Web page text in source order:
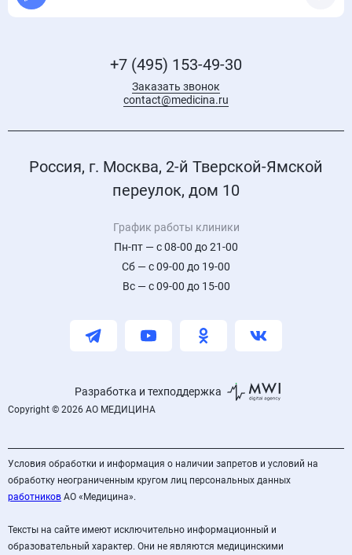
+7 (495) 153-49-30
Заказать звонок
contact@medicina.ru
Россия, г. Москва, 2-й Тверской-Ямской
переулок, дом 10
График работы клиники
Пн-пт — с 08-00 до 21-00
Сб — с 09-00 до 19-00
Вс — с 09-00 до 15-00
Разработка и техподдержка
Copyright © 2026 АО МЕДИЦИНА
Условия обработки и информация о наличии запретов и условий на
обработку неограниченным кругом лиц персональных данных
работников АО «Медицина».
Тексты на сайте имеют исключительно информационный и
образовательный характер. Они не являются медицинскими